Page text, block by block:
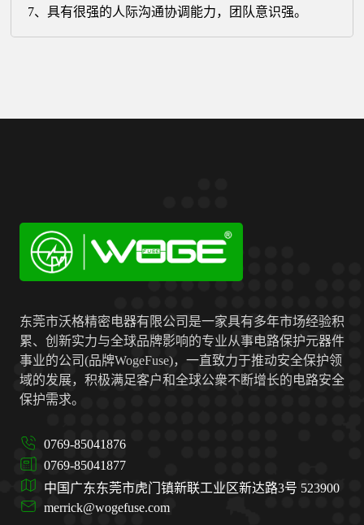
7、具有很强的人际沟通协调能力，团队意识强。
东莞市沃格精密电器有限公司是一家具有多年市场经验积
累、创新实力与全球品牌影响的专业从事电路保护元器件
事业的公司(品牌WogeFuse)，一直致力于推动安全保护领
域的发展，积极满足客户和全球公衆不断增长的电路安全
保护需求。
0769-85041876
0769-85041877
中国广东东莞市虎门镇新联工业区新达路3号 523900
merrick@wogefuse.com